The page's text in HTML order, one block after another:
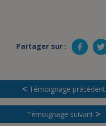
Partager sur :
< Témoignage précédent
Témoignage suivant >